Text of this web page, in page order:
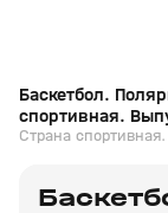
Баскетбол.
спортивная.
Страна